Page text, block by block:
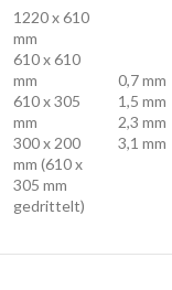
1220 x 610
mm
610 x 610
mm
610 x 305
mm
300 x 200
mm (610 x
305 mm
gedrittelt)
0,7 mm
1,5 mm
2,3 mm
3,1 mm